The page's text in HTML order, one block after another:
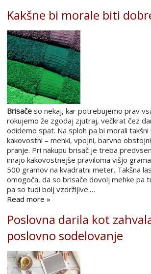
Kakšne bi morale biti
Brisače so nekaj, kar potrebujemo prav
rokujemo že zgodaj zjutraj, večkrat čez
odidemo spat. Na sploh pa bi morali
kakovostni – mehki, vpojni, barvno
pranje. Pri nakupu brisač je treba
imajo kakovostnejše praviloma višjo
500 gramov na kvadratni meter. Takšna
omogoča, da so brisače dovolj mehke pa
pa so tudi bolj vzdržljive.…
Read more »
Poslovna darila kot
poslovno sodelovanje